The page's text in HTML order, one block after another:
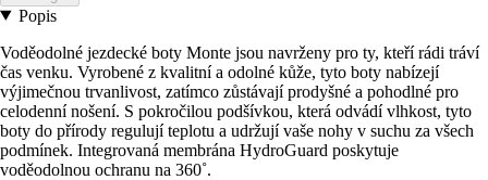
Popis
Voděodolné jezdecké boty Monte jsou navrženy pro ty, kteří rádi tráví
čas venku. Vyrobené z kvalitní a odolné kůže, tyto boty nabízejí
výjimečnou trvanlivost, zatímco zůstávají prodyšné a pohodlné pro
celodenní nošení. S pokročilou podšívkou, která odvádí vlhkost, tyto
boty do přírody regulují teplotu a udržují vaše nohy v suchu za všech
podmínek. Integrovaná membrána HydroGuard poskytuje
voděodolnou ochranu na 360˚.